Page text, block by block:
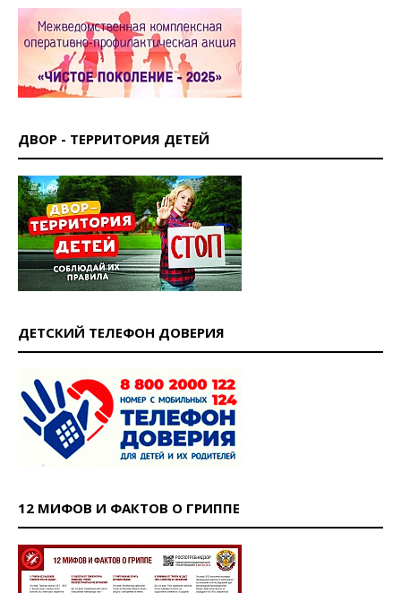
ДВОР - ТЕРРИТОРИЯ ДЕТЕЙ
ДЕТСКИЙ ТЕЛЕФОН ДОВЕРИЯ
12 МИФОВ И ФАКТОВ О ГРИППЕ